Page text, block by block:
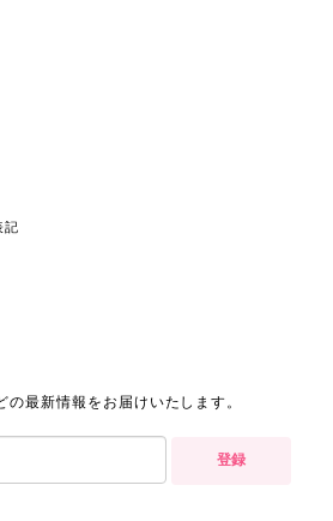
記
最新情報をお届けいたします。
登録